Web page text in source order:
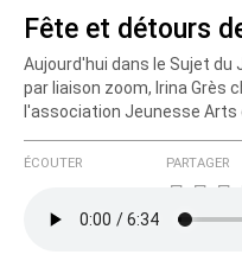
Fête et détours
Aujourd'hui dans le Sujet du
par liaison zoom, Irina Grès
l'association Jeunesse Arts
ÉCOUTER PARTAGER